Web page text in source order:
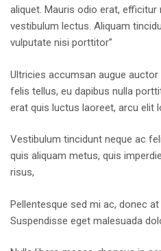
aliquet. Mauris odio erat,
vestibulum lectus. Aliquam
vulputate nisi porttitor”
Ultricies accumsan augue
felis tellus, eu dapibus nulla
erat quis luctus laoreet, arcu elit
Vestibulum tincidunt neque ac
quis aliquam metus, quis
risus,
Pellentesque sed mi ac, donec
Suspendisse eget malesuada